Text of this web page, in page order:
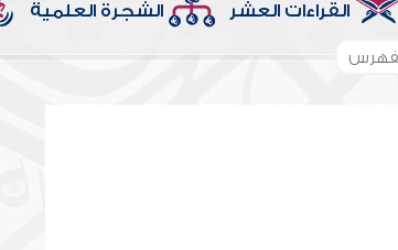
القراءات العشر الشجرة العلمية